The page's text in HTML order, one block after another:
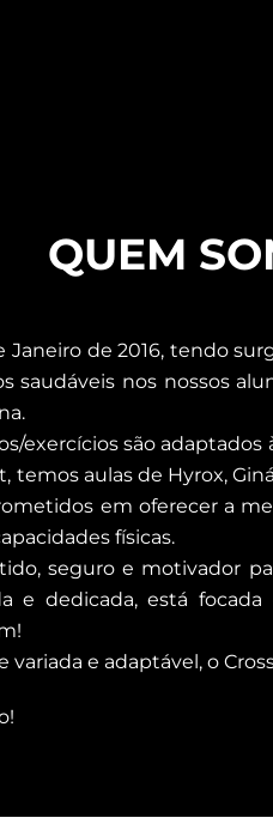
QUEM
Janeiro de 2016, tendo
saudáveis nos nossos
exercícios são
temos aulas de Hyrox,
em oferecer a
físicas.
seguro e motivador
e dedicada, está
e adaptável, o